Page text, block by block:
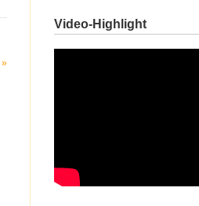
»
Video-Highlight